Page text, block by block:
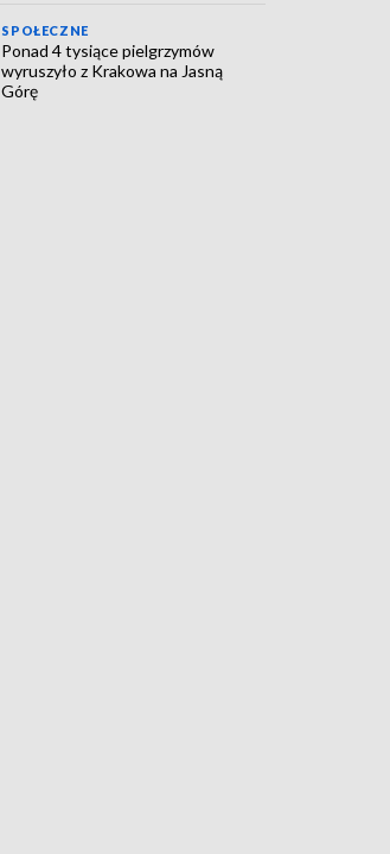
SPOŁECZNE
Ponad 4 tysiące pielgrzymów
wyruszyło z Krakowa na Jasną
Górę